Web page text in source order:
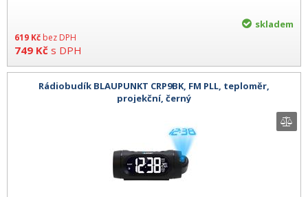
619 Kč bez DPH
749 Kč s DPH
skladem
Rádiobudík BLAUPUNKT CRP9BK, FM PLL, teploměr,
projekční, černý